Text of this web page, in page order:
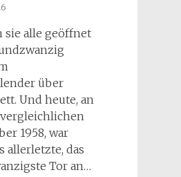
sie alle geöffnet
über
Und heute, an
1958, war
allerletzte, das
Tor an…